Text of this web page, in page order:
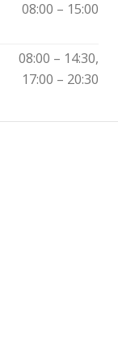
08:00 – 15:00
08:00 – 14:30,
17:00 – 20:30